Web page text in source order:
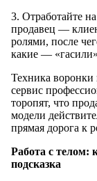
3. Отработайте
продавец —
ролями, после
какие —
Техника воронки
сервис
торопят, что
модели
прямая дорога к
Работа с телом:
подсказка